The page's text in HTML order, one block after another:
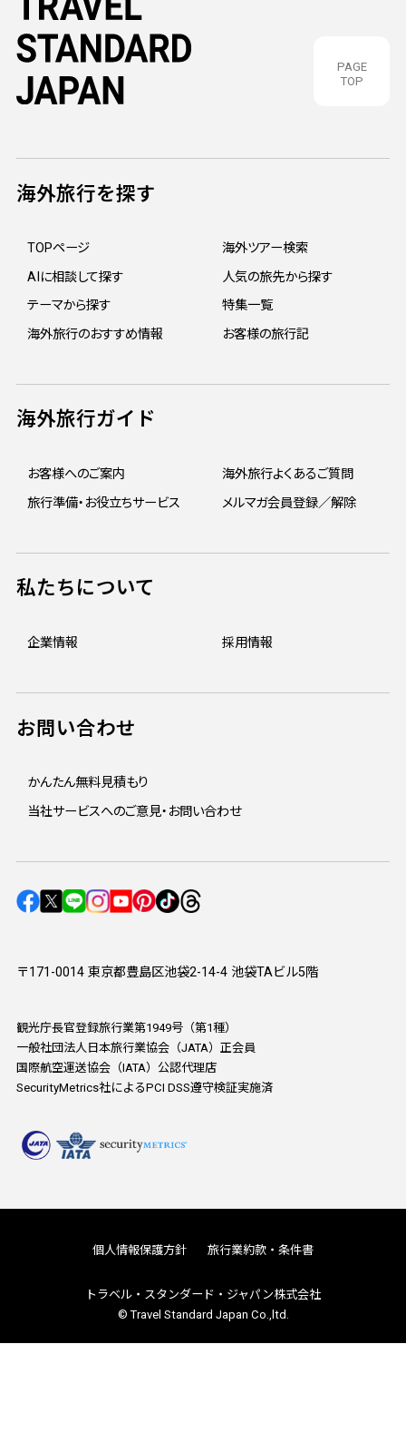
PAGE
TOP
〒171-0014 東京都豊島区池袋2-14-4 池袋TAビル5階
観光庁長官登録旅行業第1949号（第1種）
一般社団法人日本旅行業協会（JATA）正会員
国際航空運送協会（IATA）公認代理店
SecurityMetrics社によるPCI DSS遵守検証実施済
海外旅行を探す
TOPページ
海外ツアー検索
AIに相談して探す
人気の旅先から探す
テーマから探す
特集一覧
海外旅行のおすすめ情報
お客様の旅行記
海外旅行ガイド
お客様へのご案内
海外旅行よくあるご質問
旅行準備・お役立ちサービス
メルマガ会員登録／解除
私たちについて
企業情報 採用情報
お問い合わせ
かんたん無料見積もり
当社サービスへのご意見・お問い合わせ
個人情報保護方針 旅行業約款・条件書
トラベル・スタンダード・ジャパン株式会社
© Travel Standard Japan Co.,ltd.